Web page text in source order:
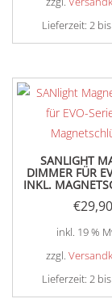
Lieferzeit: 2
SANLIGHT
DIMMER FÜR
INKL.
€29,90
inkl. 19 %
zzgl.
Lieferzeit: 2